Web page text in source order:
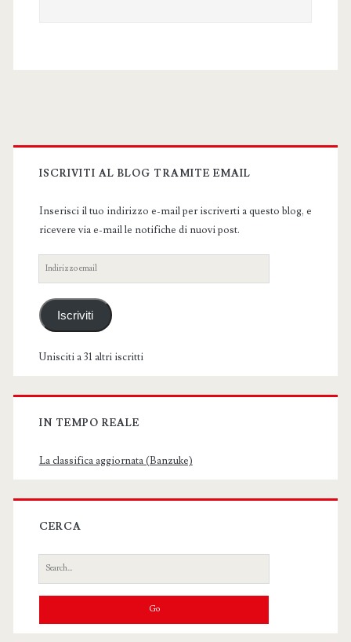
Primary
Sidebar
ISCRIVITI AL BLOG TRAMITE EMAIL
Inserisci il tuo indirizzo e-mail per iscriverti a questo blog, e
ricevere via e-mail le notifiche di nuovi post.
Indirizzo
email
Iscriviti
Unisciti a 31 altri iscritti
IN TEMPO REALE
La classifica aggiornata (Banzuke)
CERCA
Search
for: